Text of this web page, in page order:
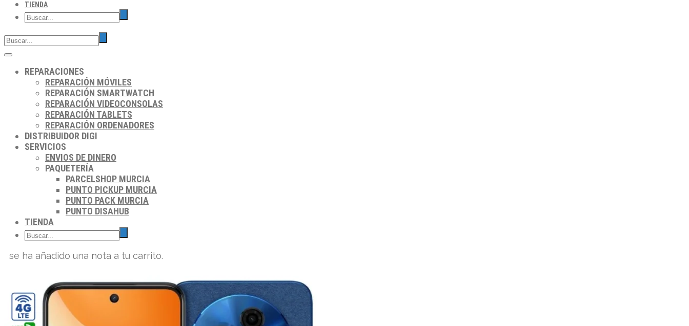
TIENDA
REPARACIONES
REPARACIÓN MÓVILES
REPARACIÓN SMARTWATCH
REPARACIÓN VIDEOCONSOLAS
REPARACIÓN TABLETS
REPARACIÓN ORDENADORES
DISTRIBUIDOR DIGI
SERVICIOS
ENVIOS DE DINERO
PAQUETERÍA
PARCELSHOP MURCIA
PUNTO PICKUP MURCIA
PUNTO PACK MURCIA
PUNTO DISAHUB
TIENDA
se ha añadido una nota a tu carrito.